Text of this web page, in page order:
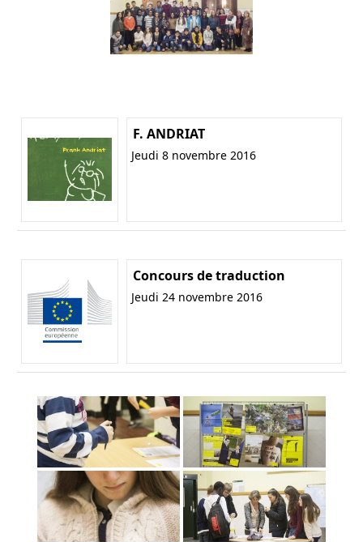
F. ANDRIAT
Jeudi 8 novembre 2016
Concours de traduction
Jeudi 24 novembre 2016